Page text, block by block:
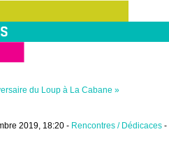
du Loup à La Cabane »
2019, 18:20 - Rencontres / Dédicaces -